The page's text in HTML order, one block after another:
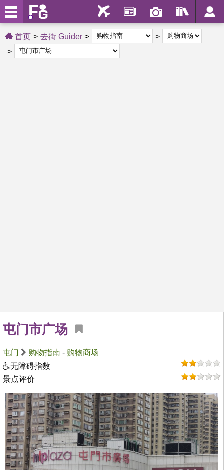
首页 去街 Guider
屯门市广场
屯门 购物指南 - 购物商场
无障碍指数
景点评价